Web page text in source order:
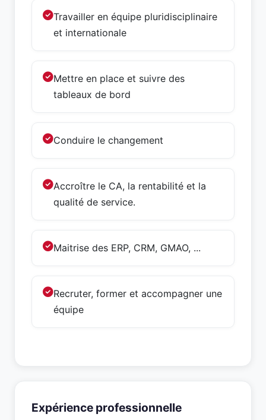
Travailler en équipe pluridisciplinaire
et internationale
Mettre en place et suivre des
tableaux de bord
Conduire le changement
Accroître le CA, la rentabilité et la
qualité de service.
Maitrise des ERP, CRM, GMAO, ...
Recruter, former et accompagner une
équipe
Expérience professionnelle